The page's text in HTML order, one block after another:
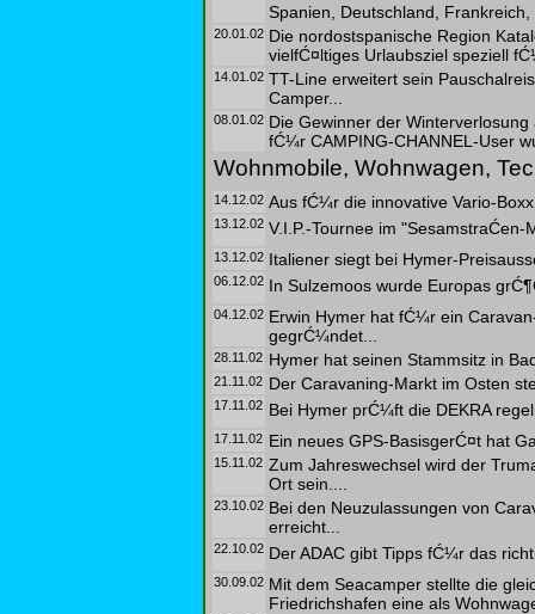
Spanien, Deutschland,
20.01.02 Die nordostspanische Region
vielfĆ¤ltiges Urlaubsziel speziell
14.01.02 TT-Line erweitert sein
Camper...
08.01.02 Die Gewinner der
fĆ¼r CAMPING-CHANNEL-User
Wohnmobile, Wohnwagen,
14.12.02 Aus fĆ¼r die innovative Vario-
13.12.02 V.I.P.-Tournee im
13.12.02 Italiener siegt bei Hymer-
06.12.02 In Sulzemoos wurde Europas
04.12.02 Erwin Hymer hat fĆ¼r ein
gegrĆ¼ndet...
28.11.02 Hymer hat seinen Stammsitz in
21.11.02 Der Caravaning-Markt im Osten
17.11.02 Bei Hymer prĆ¼ft die DEKRA
17.11.02 Ein neues GPS-BasisgerĆ¤t hat
15.11.02 Zum Jahreswechsel wird der
Ort sein....
23.10.02 Bei den Neuzulassungen von
erreicht...
22.10.02 Der ADAC gibt Tipps fĆ¼r das
30.09.02 Mit dem Seacamper stellte die
Friedrichshafen eine als